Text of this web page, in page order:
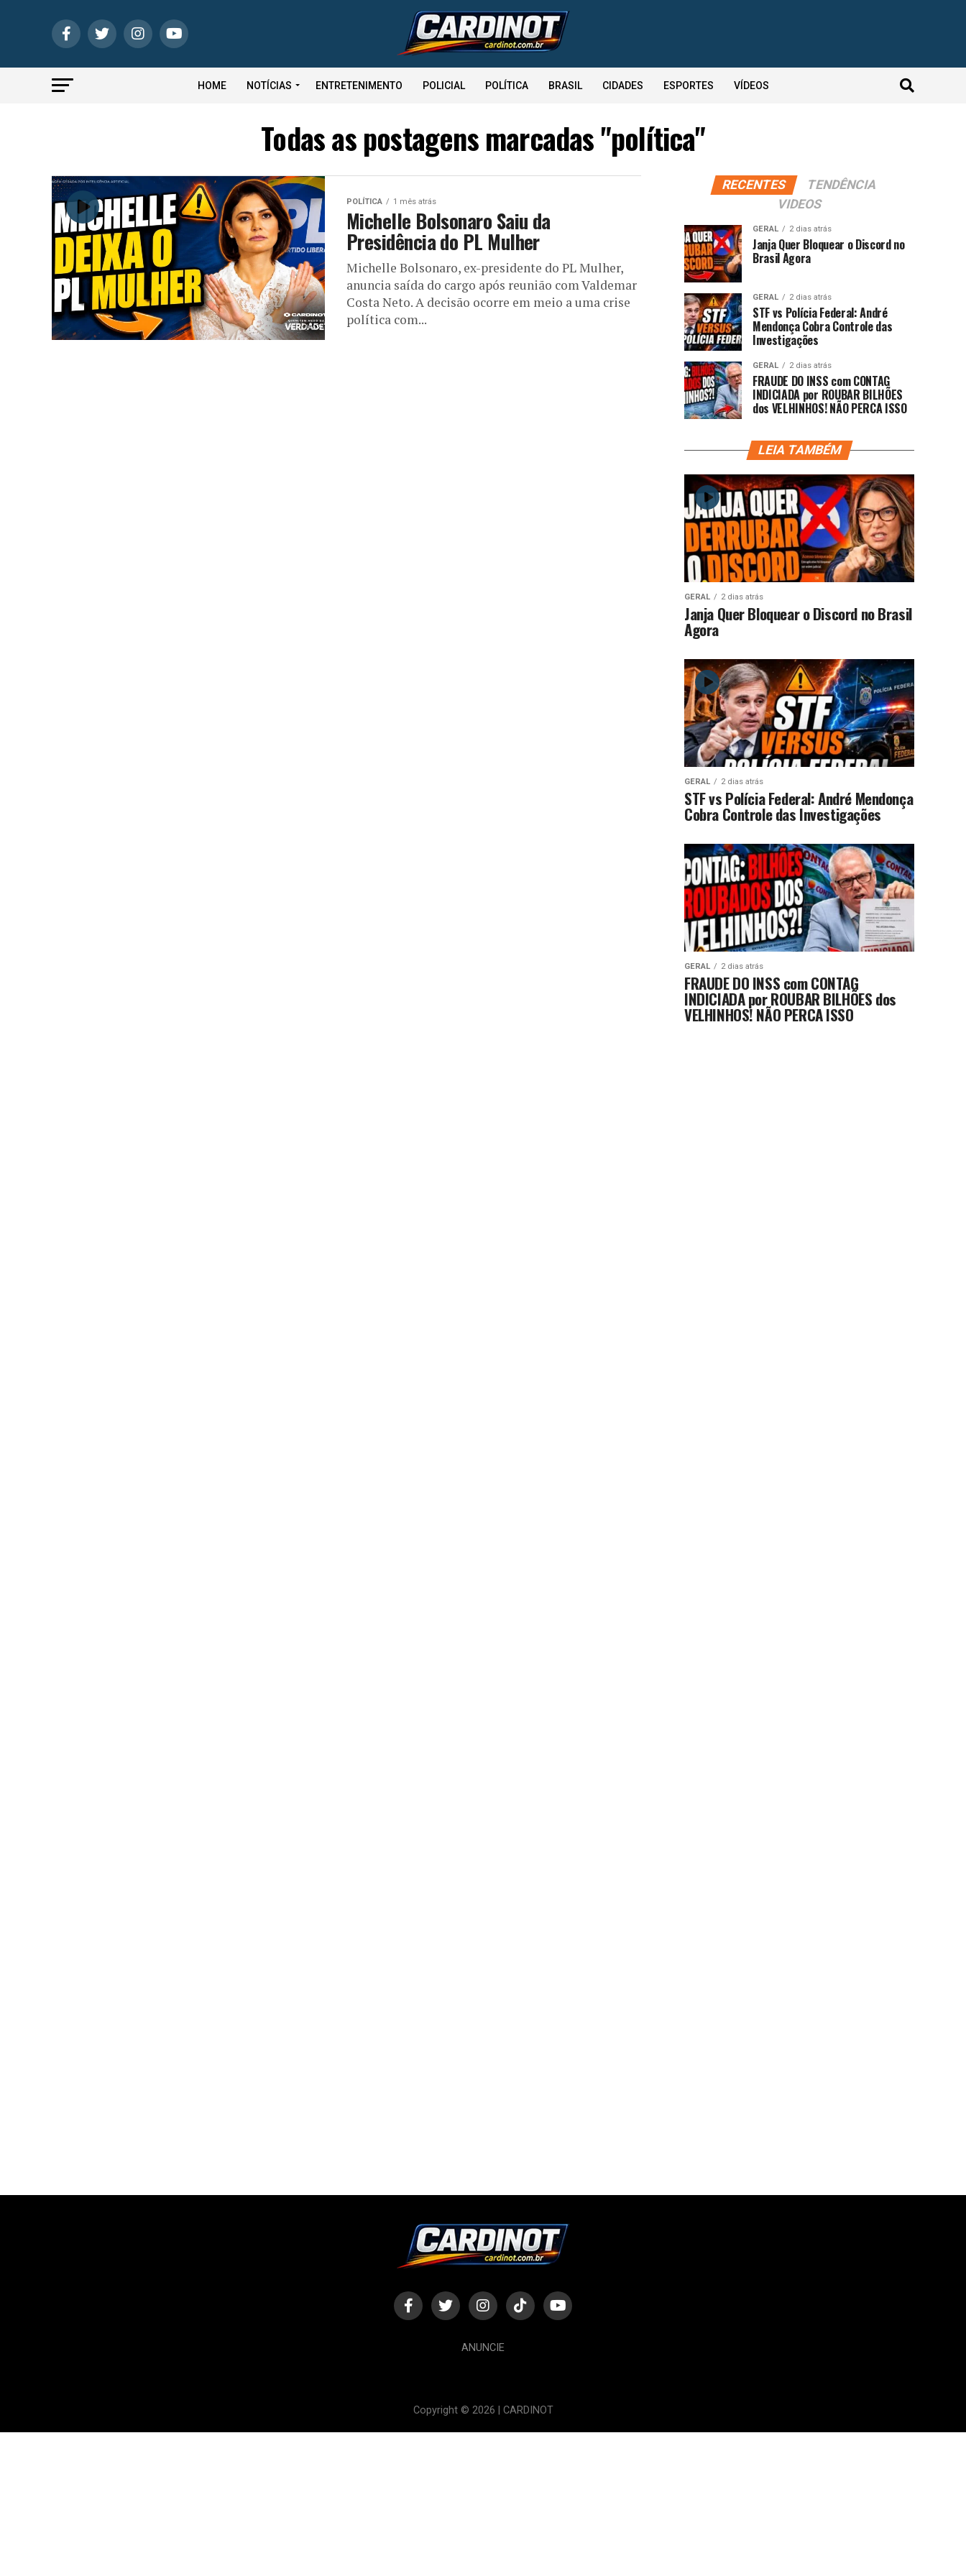
HOME NOTÍCIAS ENTRETENIMENTO POLICIAL POLÍTICA BRASIL CIDADES ESPORTES VÍDEOS
Todas as postagens marcadas "política"
POLÍTICA 1 mês atrás
Michelle Bolsonaro Saiu da
Presidência do PL Mulher
Michelle Bolsonaro, ex-presidente do PL Mulher,
anuncia saída do cargo após reunião com Valdemar
Costa Neto. A decisão ocorre em meio a uma crise
política com...
RECENTES
TENDÊNCIA
VIDEOS
GERAL 2 dias atrás
Janja Quer Bloquear o Discord no
Brasil Agora
GERAL 2 dias atrás
STF vs Polícia Federal: André
Mendonça Cobra Controle das
Investigações
GERAL 2 dias atrás
FRAUDE DO INSS com CONTAG
INDICIADA por ROUBAR BILHÕES
dos VELHINHOS! NÃO PERCA ISSO
LEIA TAMBÉM
GERAL 2 dias atrás
Janja Quer Bloquear o Discord no Brasil
Agora
GERAL 2 dias atrás
STF vs Polícia Federal: André Mendonça
Cobra Controle das Investigações
GERAL 2 dias atrás
FRAUDE DO INSS com CONTAG
INDICIADA por ROUBAR BILHÕES dos
VELHINHOS! NÃO PERCA ISSO
ANUNCIE
Copyright © 2026 | CARDINOT